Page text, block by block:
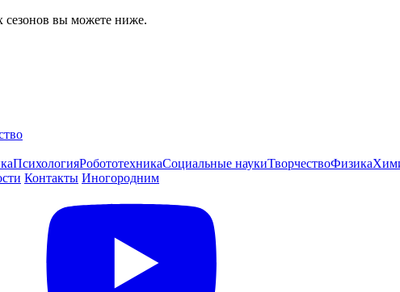
сезонов вы можете ниже.
ПсихологияРобототехникаСоциальные наукиТворчествоФизика
Контакты Иногородним